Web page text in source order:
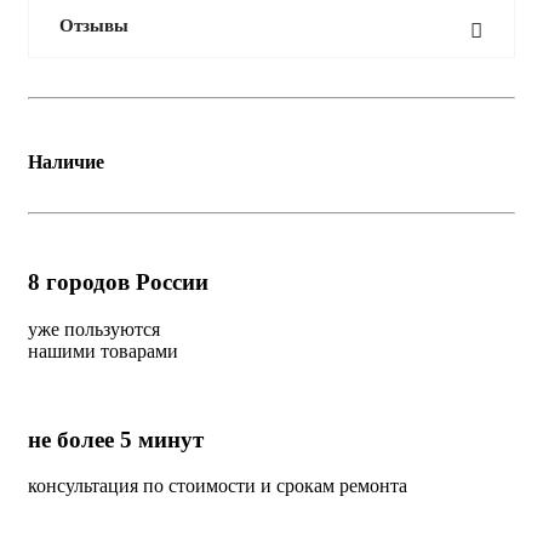
Отзывы
Наличие
8 городов России
уже пользуются
нашими товарами
не более 5 минут
консультация по стоимости и срокам ремонта